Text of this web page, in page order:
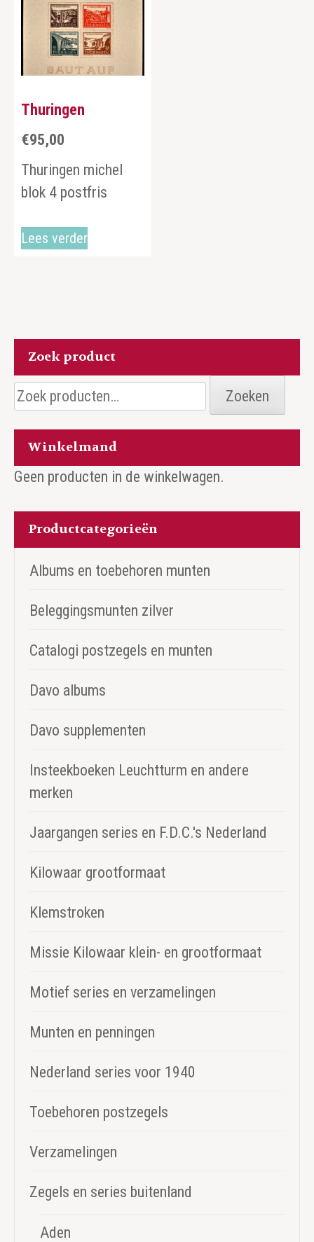
Thuringen
€95,00
Thuringen michel
blok 4 postfris
Lees verder
Zoek product
Zoeken
naar:
Zoeken
Winkelmand
Geen producten in de winkelwagen.
Productcategorieën
Albums en toebehoren munten
Beleggingsmunten zilver
Catalogi postzegels en munten
Davo albums
Davo supplementen
Insteekboeken Leuchtturm en andere
merken
Jaargangen series en F.D.C.'s Nederland
Kilowaar grootformaat
Klemstroken
Missie Kilowaar klein- en grootformaat
Motief series en verzamelingen
Munten en penningen
Nederland series voor 1940
Toebehoren postzegels
Verzamelingen
Zegels en series buitenland
Aden